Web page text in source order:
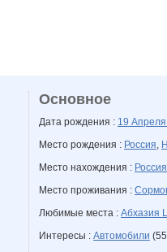
Основное
Дата рождения : 19
Место рождения : Россия,
Место нахождения : Россия
Место проживания :
Любимые места : Абхазия
Интересы : Автомобили